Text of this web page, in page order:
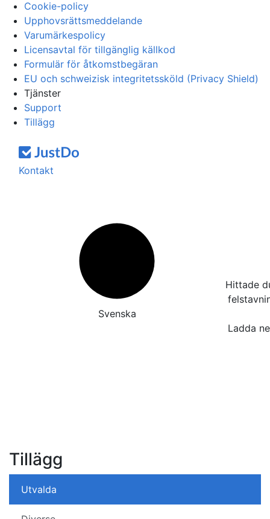
Cookie-policy
Upphovsrättsmeddelande
Varumärkespolicy
Licensavtal för tillgänglig källkod
Formulär för åtkomstbegäran
EU och schweizisk integritetssköld (Privacy Shield)
Tjänster
Support
Tillägg
Kontakt
Svenska
Hittade
Ladda
Tillägg
Utvalda